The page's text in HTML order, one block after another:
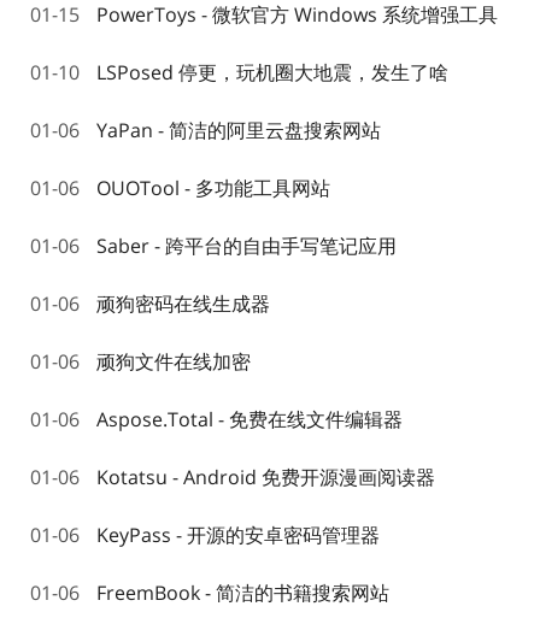
01-15 PowerToys - 微软官方 Windows 系统增强工具
01-10 LSPosed 停更，玩机圈大地震，发生了啥
01-06 YaPan - 简洁的阿里云盘搜索网站
01-06 OUOTool - 多功能工具网站
01-06 Saber - 跨平台的自由手写笔记应用
01-06 顽狗密码在线生成器
01-06 顽狗文件在线加密
01-06 Aspose.Total - 免费在线文件编辑器
01-06 Kotatsu - Android 免费开源漫画阅读器
01-06 KeyPass - 开源的安卓密码管理器
01-06 FreemBook - 简洁的书籍搜索网站